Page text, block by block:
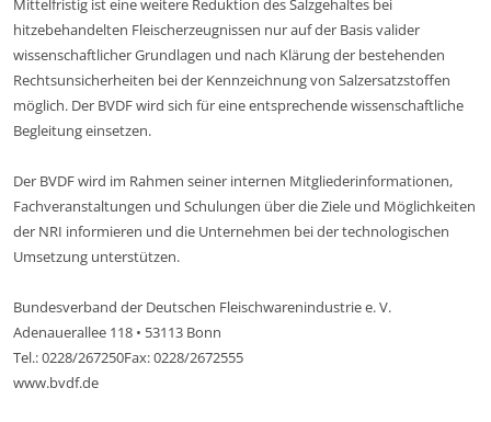
Mittelfristig ist eine weitere Reduktion des Salzgehaltes bei
hitzebehandelten Fleischerzeugnissen nur auf der Basis valider
wissenschaftlicher Grundlagen und nach Klärung der bestehenden
Rechtsunsicherheiten bei der Kennzeichnung von Salzersatzstoffen
möglich. Der BVDF wird sich für eine entsprechende wissenschaftliche
Begleitung einsetzen.
Der BVDF wird im Rahmen seiner internen Mitgliederinformationen,
Fachveranstaltungen und Schulungen über die Ziele und Möglichkeiten
der NRI informieren und die Unternehmen bei der technologischen
Umsetzung unterstützen.
Bundesverband der Deutschen Fleischwarenindustrie e. V.
Adenauerallee 118 • 53113 Bonn
Tel.: 0228/267250Fax: 0228/2672555
www.bvdf.de